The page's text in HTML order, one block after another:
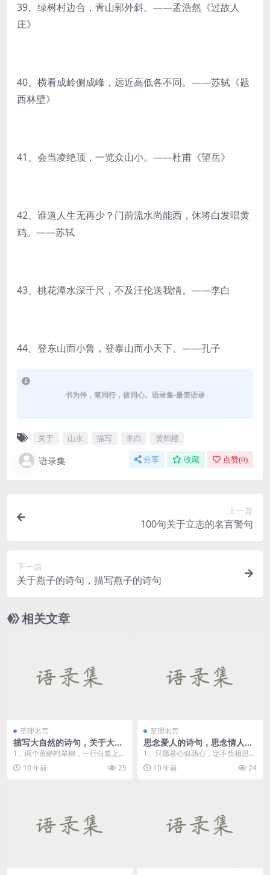
39、绿树村边合，青山郭外斜。——孟浩然《过故人
庄》
40、横看成岭侧成峰，远近高低各不同。——苏轼《题
西林壁》
41、会当凌绝顶，一览众山小。——杜甫《望岳》
42、谁道人生无再少？门前流水尚能西，休将白发唱黄
鸡。——苏轼
43、桃花潭水深千尺，不及汪伦送我情。——李白
44、登东山而小鲁，登泰山而小天下。——孔子
书为伴，笔同行，彼同心。语录集-最美语录
关于 山水 描写 李白 黄鹤楼
语录集 分享 收藏 点赞(0)
上一篇
100句关于立志的名言警句
下一篇
关于燕子的诗句，描写燕子的诗句
相关文章
至理名言
描写大自然的诗句，关于大自
然的古诗
1、两个黄鹂鸣翠柳，一行白鹭上青
天。——杜甫《绝句》 &...
10 年前 25
至理名言
思念爱人的诗句，思念情人的
诗句
1、只愿君心似我心，定不负相思
意。 —— 李之仪《卜算子...
10 年前 24